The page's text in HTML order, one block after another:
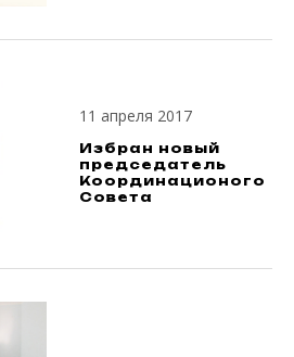
11 апреля 2017
Избран новый
председатель
Координационого
Совета